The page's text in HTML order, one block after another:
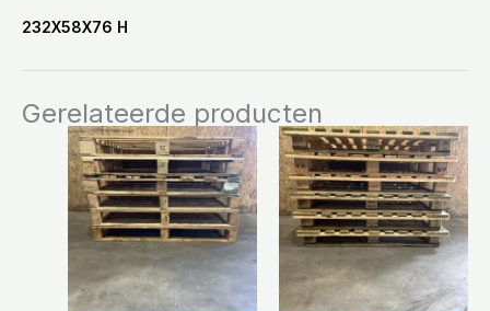
232X58X76 H
Gerelateerde producten